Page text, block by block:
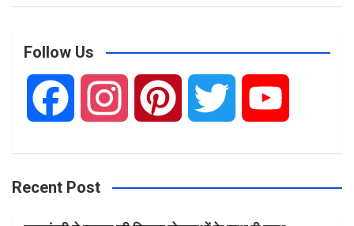
a
c
Follow Us
c s n i u
Recent Post